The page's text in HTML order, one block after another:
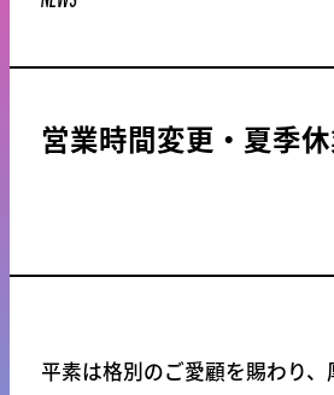
営業時間変更・夏季
平素は格別のご愛顧を賜わり